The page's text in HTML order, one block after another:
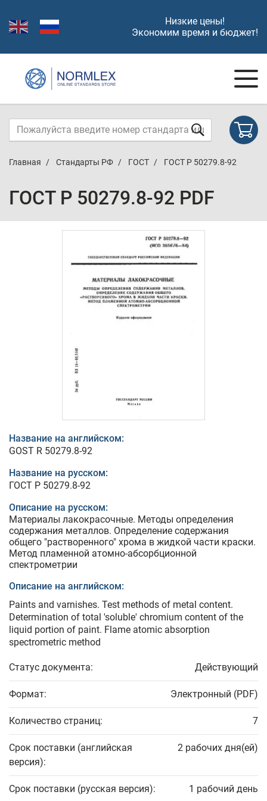
Низкие цены!
Экономим время и бюджет!
Главная Стандарты РФ ГОСТ ГОСТ Р 50279.8-92
ГОСТ Р 50279.8-92 PDF
Название на английском:
GOST R 50279.8-92
Название на русском:
ГОСТ Р 50279.8-92
Описание на русском:
Материалы лакокрасочные. Методы определения
содержания металлов. Определение содержания
общего "растворенного" хрома в жидкой части краски.
Метод пламенной атомно-абсорбционной
спектрометрии
Описание на английском:
Paints and varnishes. Test methods of metal content.
Determination of total 'soluble' chromium content of the
liquid portion of paint. Flame atomic absorption
spectrometric method
Статус документа: Действующий
Формат: Электронный (PDF)
Количество страниц: 7
Срок поставки (английская
версия):
2 рабочих дня(ей)
Срок поставки (русская версия): 1 рабочий день